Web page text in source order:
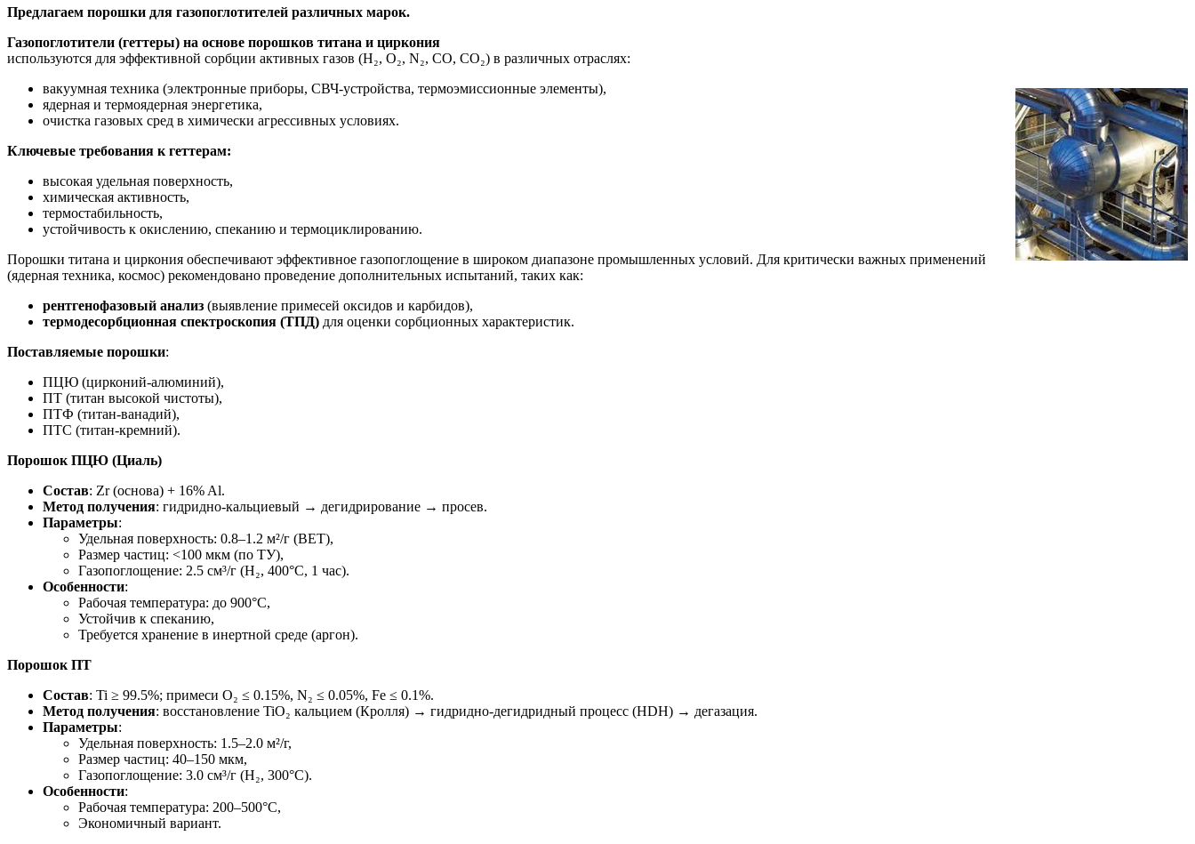
Предлагаем порошки для газопоглотителей различных марок.
Газопоглотители (геттеры) на основе порошков титана и циркония
используются для эффективной сорбции активных газов (H₂, O₂, N₂, CO, CO₂) в различных отраслях:
вакуумная техника (электронные приборы, СВЧ-устройства, термоэмиссионные элементы),
ядерная и термоядерная энергетика,
очистка газовых сред в химически агрессивных условиях.
Ключевые требования к геттерам:
высокая удельная поверхность,
химическая активность,
термостабильность,
устойчивость к окислению, спеканию и термоциклированию.
Порошки титана и циркония обеспечивают эффективное газопоглощение в широком диапазоне промышленных условий. Для критически важных применений
(ядерная техника, космос) рекомендовано проведение дополнительных испытаний, таких как:
рентгенофазовый анализ (выявление примесей оксидов и карбидов),
термодесорбционная спектроскопия (ТПД) для оценки сорбционных характеристик.
Поставляемые порошки:
ПЦЮ (цирконий-алюминий),
ПТ (титан высокой чистоты),
ПТФ (титан-ванадий),
ПТС (титан-кремний).
Порошок ПЦЮ (Циаль)
Состав: Zr (основа) + 16% Al.
Метод получения: гидридно-кальциевый → дегидрирование → просев.
Параметры:
Удельная поверхность: 0.8–1.2 м²/г (BET),
Размер частиц: <100 мкм (по ТУ),
Газопоглощение: 2.5 см³/г (H₂, 400°C, 1 час).
Особенности:
Рабочая температура: до 900°C,
Устойчив к спеканию,
Требуется хранение в инертной среде (аргон).
Порошок ПТ
Состав: Ti ≥ 99.5%; примеси O₂ ≤ 0.15%, N₂ ≤ 0.05%, Fe ≤ 0.1%.
Метод получения: восстановление TiO₂ кальцием (Кролля) → гидридно-дегидридный процесс (HDH) → дегазация.
Параметры:
Удельная поверхность: 1.5–2.0 м²/г,
Размер частиц: 40–150 мкм,
Газопоглощение: 3.0 см³/г (H₂, 300°C).
Особенности:
Рабочая температура: 200–500°C,
Экономичный вариант.